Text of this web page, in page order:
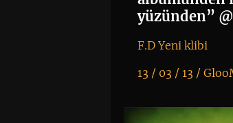
yüzünden”
F.D Yeni klibi
13 / 03 / 13 /